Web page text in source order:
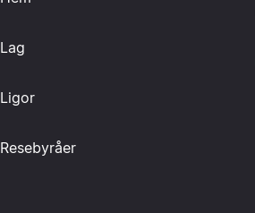
Lag
Ligor
Resebyråer